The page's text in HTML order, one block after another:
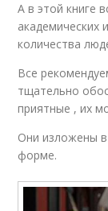
А в этой книге
академических
количества
Все
тщательно
приятные , их
Они изложены в
форме.